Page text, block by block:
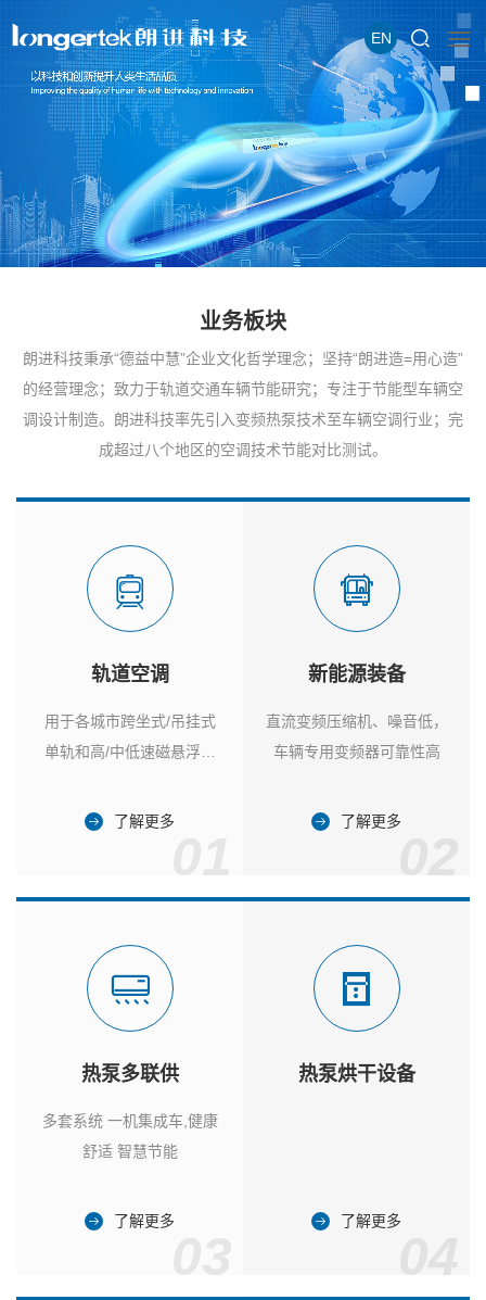
EN
业务板块
朗进科技秉承“德益中慧”企业文化哲学理念；坚持“朗进造=用心造”
的经营理念；致力于轨道交通车辆节能研究；专注于节能型车辆空
调设计制造。朗进科技率先引入变频热泵技术至车辆空调行业；完
成超过八个地区的空调技术节能对比测试。
轨道空调
用于各城市跨坐式/吊挂式
单轨和高/中低速磁悬浮列
了解更多
新能源装备
直流变频压缩机、噪音低，
车辆专用变频器可靠性高
了解更多
热泵多联供
多套系统 一机集成车,健康
舒适 智慧节能
了解更多
热泵烘干设备
了解更多